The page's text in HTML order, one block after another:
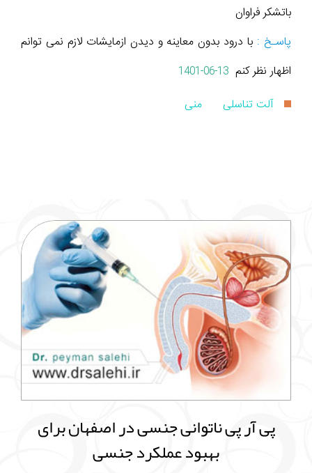
باتشکر فراوان
پاسـخ : با درود بدون معاینه و دیدن ازمایشات لازم نمی توانم
اظهار نظر کنم 1401-06-13
آلت تناسلی منی
پی آر پی ناتوانی جنسی در اصفهان برای
بهبود عملکرد جنسی